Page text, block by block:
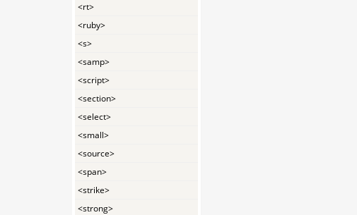
<rt>
<ruby>
<s>
<samp>
<script>
<section>
<select>
<small>
<source>
<span>
<strike>
<strong>